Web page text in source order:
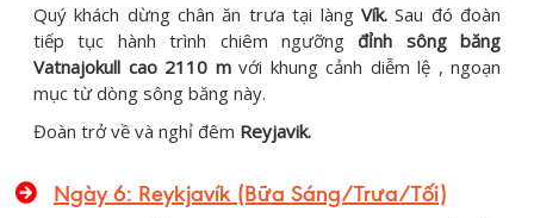
Quý khách dừng chân ăn trưa tại làng Vík.Sau đó đoàn
tiếp tục hành trình chiêm ngưỡngđỉnh sông băng
Vatnajokull cao 2110 mvới khung cảnh diễm lệ , ngoạn
mục từ dòng sông băng này.
Đoàn trở về và nghỉ đêm Reyjavik.
Ngày 6: Reykjavík (Bữa Sáng/Trưa/Tối)